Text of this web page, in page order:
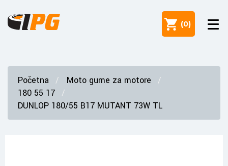
(0)
Početna
Moto gume za motore
180 55 17
DUNLOP 180/55 B17 MUTANT 73W TL